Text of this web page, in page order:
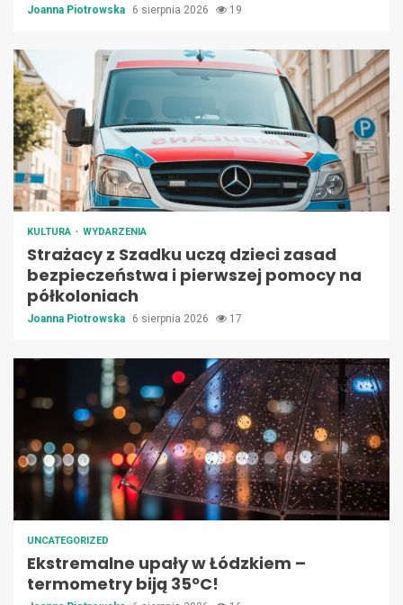
Joanna Piotrowska 6 sierpnia 2026 19
KULTURA WYDARZENIA
Strażacy z Szadku uczą dzieci zasad
bezpieczeństwa i pierwszej pomocy na
półkoloniach
Joanna Piotrowska 6 sierpnia 2026 17
UNCATEGORIZED
Ekstremalne upały w Łódzkiem –
termometry biją 35ºC!